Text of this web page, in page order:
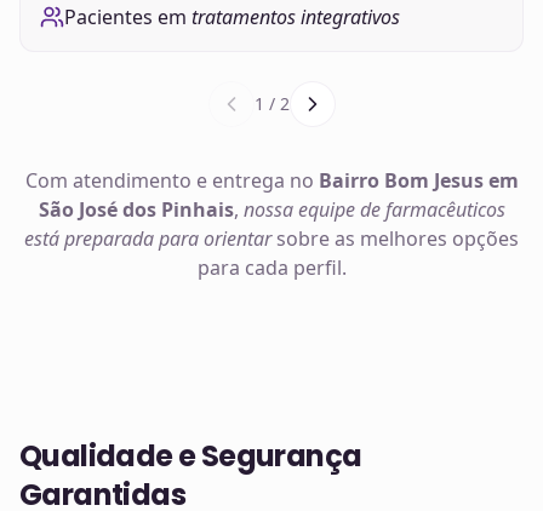
Pacientes em tratamentos integrativos
1 / 2
Com atendimento e entrega no Bairro Bom Jesus em
São José dos Pinhais, nossa equipe de farmacêuticos
está preparada para orientarsobre as melhores opções
para cada perfil.
Qualidade e Segurança
Garantidas